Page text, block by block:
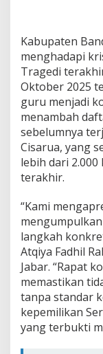
a
s
i
k
a
n
S
P
G
s
B
a
n
d
u
n
g
B
a
r
a
Kabupaten
menghadapi
Tragedi
Oktober 2025
guru menjadi
menambah
sebelumnya
Cisarua, yang
lebih dari
terakhir.
“Kami
mengumpulkan
langkah
Atqiya Fadhil
Jabar. “Rapat
memastikan
tanpa standar
kepemilikan
yang terbukti